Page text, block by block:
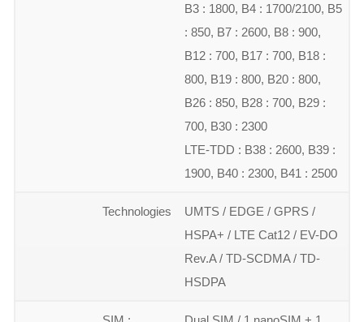
B3 : 1800, B4 : 1700/2100, B5
: 850, B7 : 2600, B8 : 900,
B12 : 700, B17 : 700, B18 :
800, B19 : 800, B20 : 800,
B26 : 850, B28 : 700, B29 :
700, B30 : 2300
LTE-TDD : B38 : 2600, B39 :
1900, B40 : 2300, B41 : 2500
Technologies
UMTS / EDGE / GPRS /
HSPA+ / LTE Cat12 / EV-DO
Rev.A / TD-SCDMA / TD-
HSDPA